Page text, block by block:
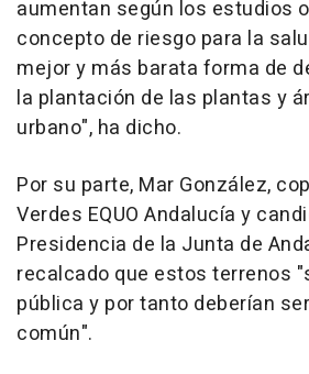
aumentan según los estudios
concepto de riesgo para la
mejor y más barata forma de
la plantación de las plantas y
urbano", ha dicho.
Por su parte, Mar González,
Verdes EQUO Andalucía y
Presidencia de la Junta de
recalcado que estos terrenos
pública y por tanto deberían
común".